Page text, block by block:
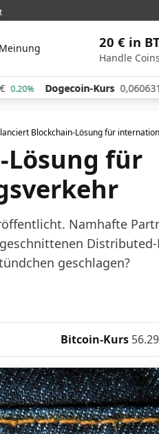
Meinung 20 € in
Handle
Dogecoin-Kurs 0,060631 € 0.90%
Blockchain-Lösung für
Lösung für
Namhafte
Distributed-
geschlagen?
Bitcoin-Kurs